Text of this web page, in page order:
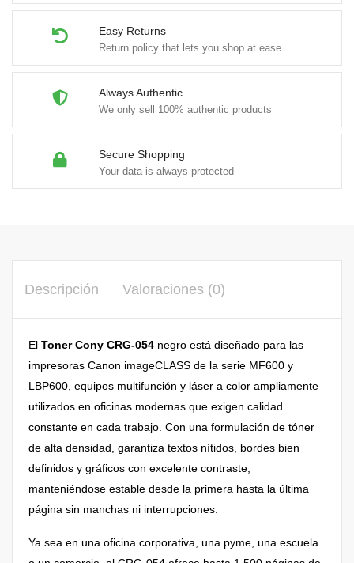
Easy Returns
Return policy that lets you shop at ease
Always Authentic
We only sell 100% authentic products
Secure Shopping
Your data is always protected
Descripción Valoraciones (0)
El Toner Cony CRG-054 negro está diseñado para las
impresoras Canon imageCLASS de la serie MF600 y
LBP600, equipos multifunción y láser a color ampliamente
utilizados en oficinas modernas que exigen calidad
constante en cada trabajo. Con una formulación de tóner
de alta densidad, garantiza textos nítidos, bordes bien
definidos y gráficos con excelente contraste,
manteniéndose estable desde la primera hasta la última
página sin manchas ni interrupciones.
Ya sea en una oficina corporativa, una pyme, una escuela